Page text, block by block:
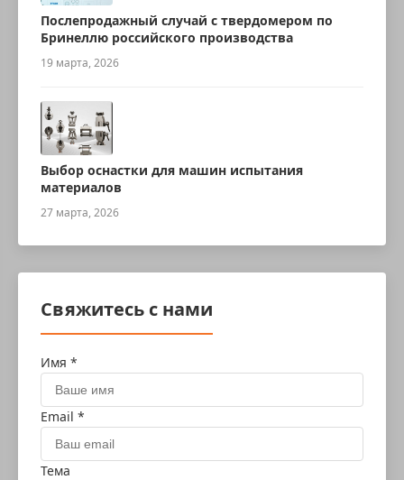
Послепродажный случай с твердомером по
Бринеллю российского производства
19 марта, 2026
Выбор оснастки для машин испытания
материалов
27 марта, 2026
Свяжитесь с нами
Имя *
Email *
Тема